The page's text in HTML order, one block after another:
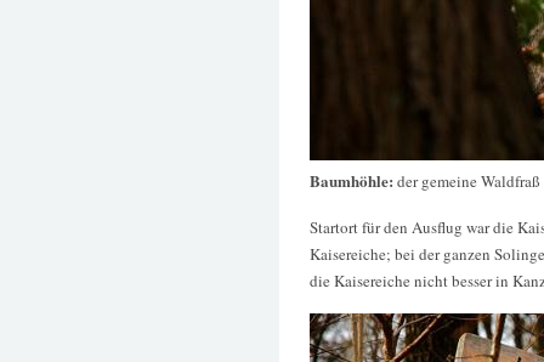
Baumhöhle: der gemeine Waldfraß
Startort für den Ausflug war die
Kaisereiche; bei der ganzen
die Kaisereiche nicht besser in